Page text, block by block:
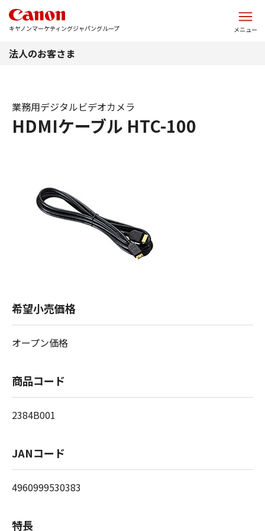
キヤノンマーケティングジャパングループ メニュー
法人のお客さま
HDMIケーブル HTC-100
業務用デジタルビデオカメラ
希望小売価格
オープン価格
商品コード
2384B001
JANコード
4960999530383
特長